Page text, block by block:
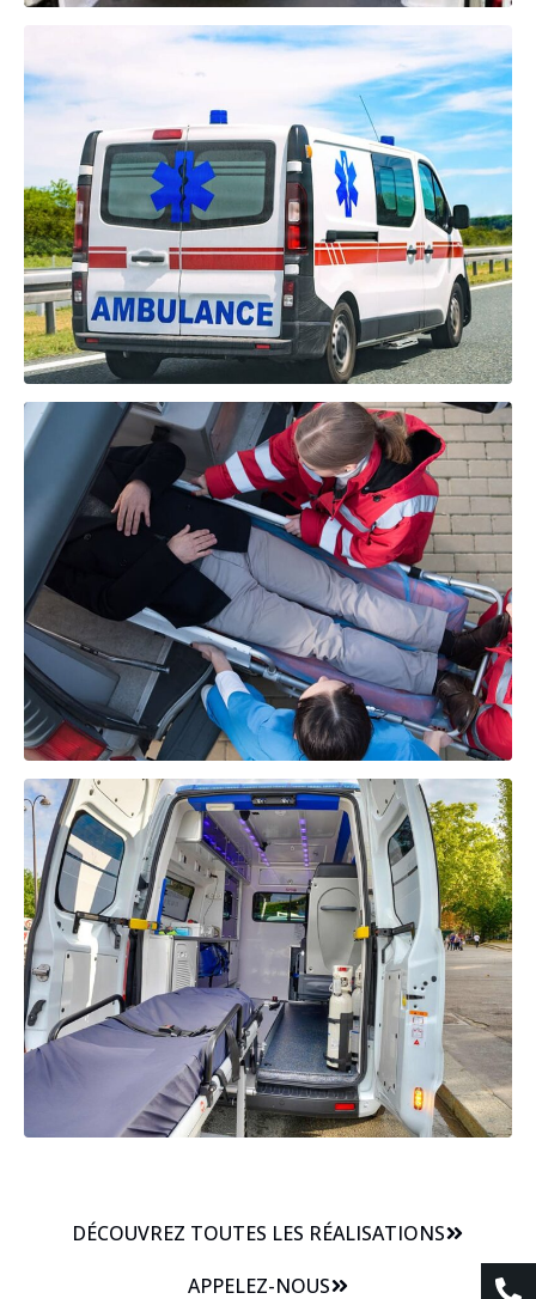
DÉCOUVREZ TOUTES LES RÉALISATIONS
APPELEZ-NOUS